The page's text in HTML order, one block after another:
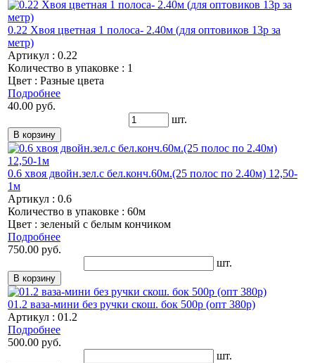
0.22 Хвоя цветная 1 полоса- 2.40м (для оптовиков 13р за
метр)
Артикул : 0.22
Количество в упаковке : 1
Цвет : Разные цвета
Подробнее
40.00 руб.
шт.
0.6 хвоя двойн.зел.с бел.конч.60м.(25 полос по 2.40м) 12,50-
1м
Артикул : 0.6
Количество в упаковке : 60м
Цвет : зеленый с белым кончиком
Подробнее
750.00 руб.
шт.
01.2 ваза-мини без ручки скош. бок 500р (опт 380р)
Артикул : 01.2
Подробнее
500.00 руб.
шт.